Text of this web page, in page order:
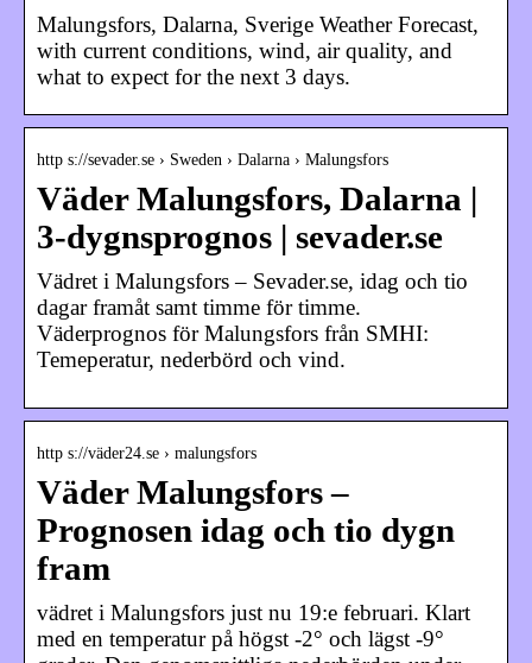
Malungsfors, Dalarna, Sverige Weather Forecast,
with current conditions, wind, air quality, and
what to expect for the next 3 days.
http s://sevader.se › Sweden › Dalarna › Malungsfors
Väder Malungsfors, Dalarna |
3-dygnsprognos | sevader.se
Vädret i Malungsfors – Sevader.se, idag och tio
dagar framåt samt timme för timme.
Väderprognos för Malungsfors från SMHI:
Temeperatur, nederbörd och vind.
http s://väder24.se › malungsfors
Väder Malungsfors –
Prognosen idag och tio dygn
fram
vädret i Malungsfors just nu 19:e februari. Klart
med en temperatur på högst -2° och lägst -9°